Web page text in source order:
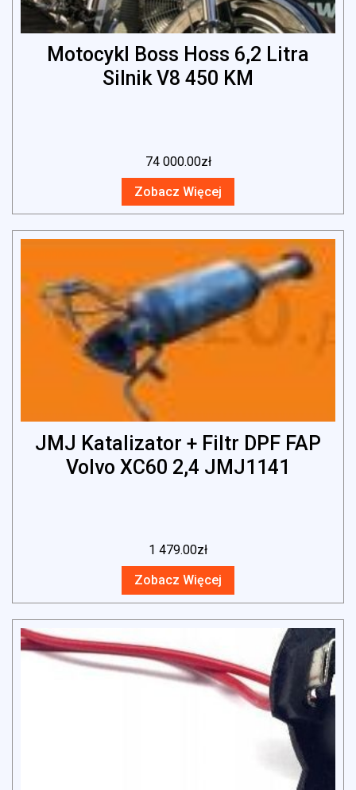
Motocykl Boss Hoss 6,2 Litra
Silnik V8 450 KM
74 000.00zł
Zobacz Więcej
JMJ Katalizator + Filtr DPF FAP
Volvo XC60 2,4 JMJ1141
1 479.00zł
Zobacz Więcej